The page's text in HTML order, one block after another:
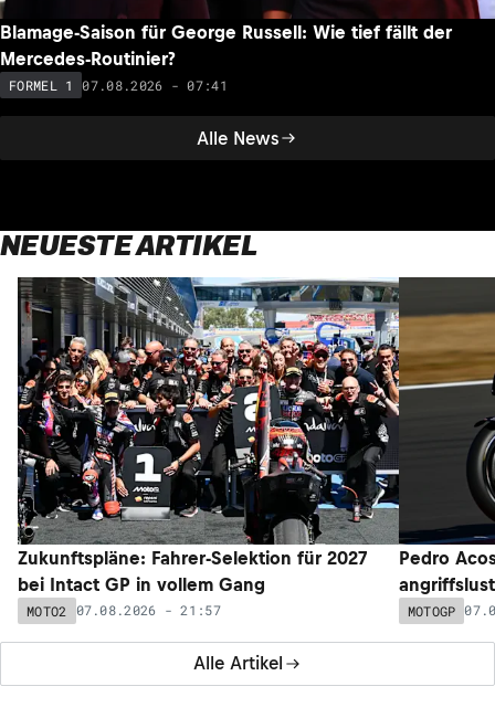
Alle News
Blamage-Saison für George Russell: Wie tief fällt der
Mercedes-Routinier?
FORMEL 1 07.08.2026 - 07:41
NEUESTE ARTIKEL
Alle Artikel
Zukunftspläne: Fahrer-Selektion für 2027
bei Intact GP in vollem Gang
MOTO2 07.08.2026 - 21:57
Pedro
MOTOGP